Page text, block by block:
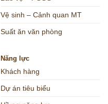
Vệ sinh – Cảnh quan MT
Suất ăn văn phòng
Năng lực
Khách hàng
Dự án tiêu biểu